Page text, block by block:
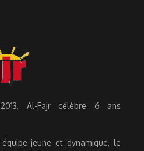
Al-Fajr célèbre 6 ans
jeune et dynamique, le